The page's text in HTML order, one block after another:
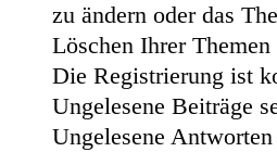
zu ändern oder das
Löschen Ihrer
Die Registrierung ist
Ungelesene Beiträge
Ungelesene